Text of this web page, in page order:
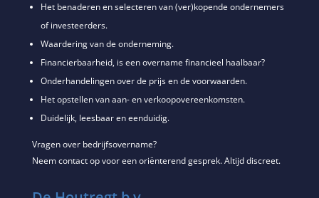
Het benaderen en selecteren van (ver)kopende ondernemers
of investeerders.
Waardering van de onderneming.
Financierbaarheid, is een overname financieel haalbaar?
Onderhandelingen over de prijs en de voorwaarden.
Het opstellen van aan- en verkoopovereenkomsten.
Duidelijk, leesbaar en eenduidig.
Vragen over bedrijfsovername?
Neem contact op voor een oriënterend gesprek. Altijd discreet.